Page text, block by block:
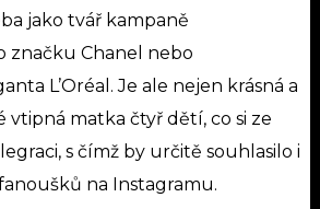
jako tvář kampaně
značku Chanel nebo
L’Oréal. Je ale nejen krásná a
vtipná matka čtyř dětí, co si ze
s čímž by určitě souhlasilo i
na Instagramu.